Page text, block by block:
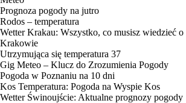
Prognoza pogody na jutro
Rodos – temperatura
Wetter Krakau: Wszystko, co musisz wiedzieć
Krakowie
Utrzymująca się temperatura 37
Gig Meteo – Klucz do Zrozumienia Pogody
Pogoda w Poznaniu na 10 dni
Kos Temperatura: Pogoda na Wyspie Kos
Wetter Świnoujście: Aktualne prognozy pogody